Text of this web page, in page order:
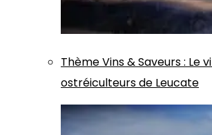
ThèmeVins & Saveurs: Le
ostréiculteurs de Leucate